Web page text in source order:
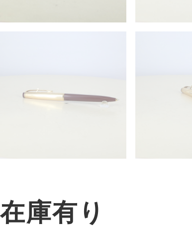
在庫有り